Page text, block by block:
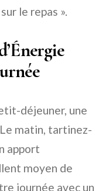
le repas ».
déjeuner, une
matin, tartinez-
apport
moyen de
journée avec un